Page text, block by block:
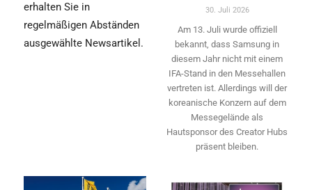
erhalten Sie in
regelmäßigen Abständen
ausgewählte Newsartikel.
30. Juli 2026
Am 13. Juli wurde offiziell
bekannt, dass Samsung in
diesem Jahr nicht mit einem
IFA-Stand in den Messehallen
vertreten ist. Allerdings will ­der
koreanische Konzern auf dem
Messegelände als
Hautsponsor des Creator Hubs
präsent bleiben.